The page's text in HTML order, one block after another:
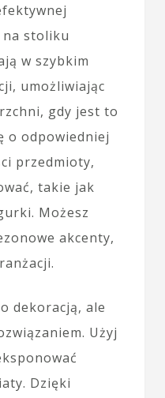
stoliku
w szybkim
umożliwiając
gdy jest to
o odpowiedniej
przedmioty,
takie jak
Możesz
akcenty,
dekoracją, ale
Użyj
Dzięki